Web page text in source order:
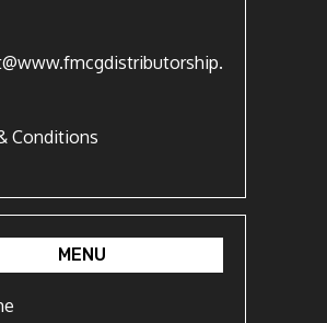
Conditions
MENU